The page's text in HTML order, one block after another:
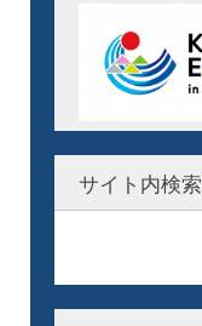
サイト内検索